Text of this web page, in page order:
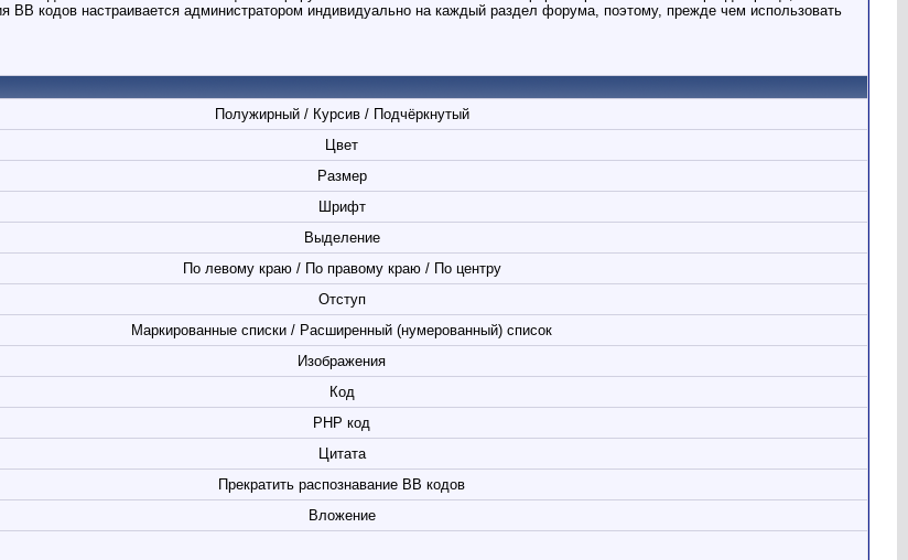
BB кодов настраивается администратором индивидуально на каждый раздел форума, поэтому, прежде чем использовать
Полужирный / Курсив / Подчёркнутый
Цвет
Размер
Шрифт
Выделение
По левому краю / По правому краю / По центру
Отступ
Маркированные списки / Расширенный (нумерованный) список
Изображения
Код
PHP код
Цитата
Прекратить распознавание BB кодов
Вложение